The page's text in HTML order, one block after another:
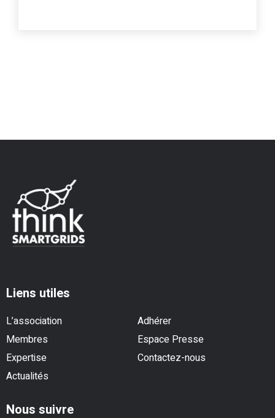
Liens utiles
L’association
Adhérer
Membres
Espace Presse
Expertise
Contactez-nous
Actualités
Nous suivre